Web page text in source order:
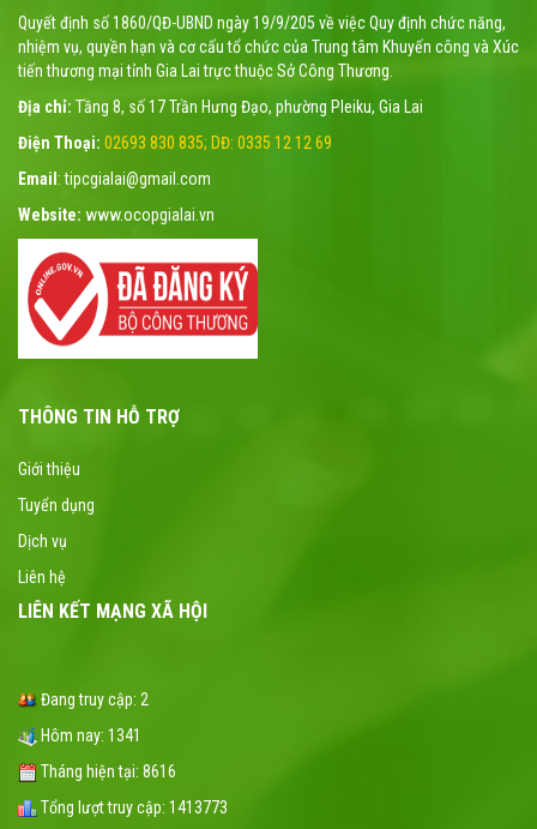
Quyết định số 1860/QĐ-UBND ngày 19/9/205 về việc Quy định chức năng,
nhiệm vụ, quyền hạn và cơ cấu tổ chức của Trung tâm Khuyến công và Xúc
tiến thương mại tỉnh Gia Lai trực thuộc Sở Công Thương.
Địa chỉ: Tầng 8, số 17 Trần Hưng Đạo, phường Pleiku, Gia Lai
Điện Thoại: 02693 830 835; DĐ: 0335 12 12 69
Email : tipcgialai@gmail.com
Website: www.ocopgialai.vn
THÔNG TIN HỖ TRỢ
Giới thiệu
Tuyển dụng
Dịch vụ
Liên hệ
LIÊN KẾT MẠNG XÃ HỘI
Đang truy cập: 2
Hôm nay: 1341
Tháng hiện tại: 8616
Tổng lượt truy cập: 1413773